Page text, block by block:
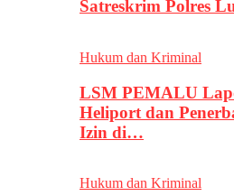
Satreskrim Polres
Hukum dan Kriminal
LSM PEMALU
Heliport dan
Izin di…
Hukum dan Kriminal